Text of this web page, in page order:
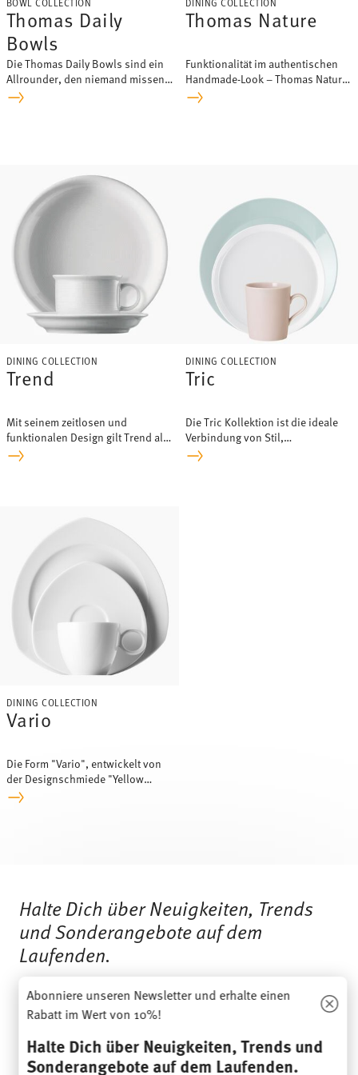
Thomas Daily
Bowls
Die Thomas Daily Bowls sind ein
Allrounder, den niemand missen
möchte.
Thomas Nature
Funktionalität im authentischen
Handmade-Look – Thomas Nature
bringt Naturverbundenheit auf
DINING COLLECTION
Trend
Mit seinem zeitlosen und
funktionalen Design gilt Trend als
eines der beliebtesten Service
DINING COLLECTION
Tric
Die Tric Kollektion ist die ideale
Verbindung von Stil,
Funktionalität, Qualität und
DINING COLLECTION
Vario
Die Form "Vario", entwickelt von
der Designschmiede "Yellow
Design", steht für zeitgemäßes,
Halte Dich über Neuigkeiten, Trends
und Sonderangebote auf dem
Laufenden.
10% Rabatt-Gutschein bei Newsletteranmeldung
Abonniere unseren Newsletter und erhalte einen
Rabatt im Wert von 10%!
Halte Dich über Neuigkeiten, Trends und
Sonderangebote auf dem Laufenden.